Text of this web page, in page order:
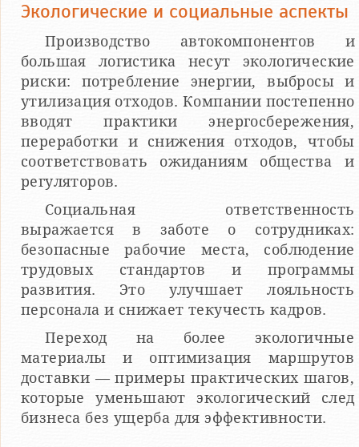
Экологические и социальные аспекты
Производство автокомпонентов и
большая логистика несут экологические
риски: потребление энергии, выбросы и
утилизация отходов. Компании постепенно
вводят практики энергосбережения,
переработки и снижения отходов, чтобы
соответствовать ожиданиям общества и
регуляторов.
Социальная ответственность
выражается в заботе о сотрудниках:
безопасные рабочие места, соблюдение
трудовых стандартов и программы
развития. Это улучшает лояльность
персонала и снижает текучесть кадров.
Переход на более экологичные
материалы и оптимизация маршрутов
доставки — примеры практических шагов,
которые уменьшают экологический след
бизнеса без ущерба для эффективности.